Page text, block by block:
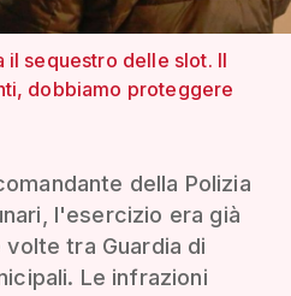
il sequestro delle slot. Il
dobbiamo proteggere
della Polizia
l'esercizio era già
tra Guardia di
Le infrazioni